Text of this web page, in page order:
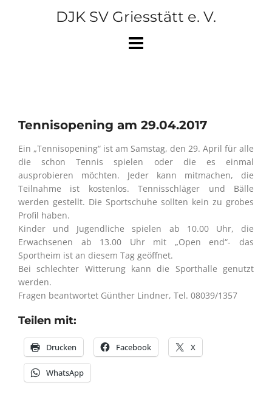
DJK SV Griesstätt e. V.
Tennisopening am 29.04.2017
Ein „Tennisopening“ ist am Samstag, den 29. April für alle
die schon Tennis spielen oder die es einmal
ausprobieren möchten. Jeder kann mitmachen, die
Teilnahme ist kostenlos. Tennisschläger und Bälle
werden gestellt. Die Sportschuhe sollten kein zu grobes
Profil haben.
Kinder und Jugendliche spielen ab 10.00 Uhr, die
Erwachsenen ab 13.00 Uhr mit „Open end“- das
Sportheim ist an diesem Tag geöffnet.
Bei schlechter Witterung kann die Sporthalle genutzt
werden.
Fragen beantwortet Günther Lindner, Tel. 08039/1357
Teilen mit:
Drucken Facebook X
WhatsApp